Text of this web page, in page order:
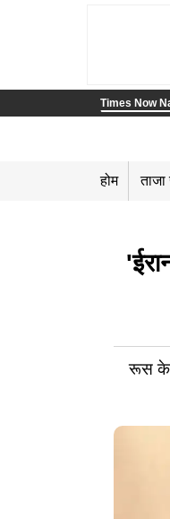
Times Now
होम
रूस के